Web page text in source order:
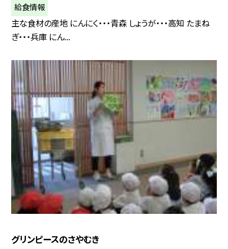
給食情報
主な食材の産地 にんにく・・・青森 しょうが・・・高知 たまね
ぎ・・・兵庫 にん...
グリンピースのさやむき